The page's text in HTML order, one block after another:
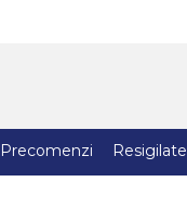
Precomenzi Resigilate